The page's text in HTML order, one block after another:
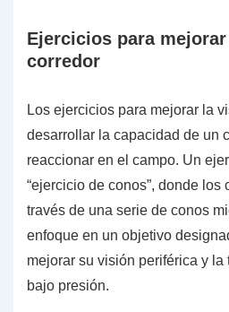
Ejercicios para
corredor
Los ejercicios para mejorar la
desarrollar la capacidad de un
reaccionar en el campo. Un
“ejercicio de conos”, donde los
través de una serie de conos
enfoque en un objetivo
mejorar su visión periférica y
bajo presión.